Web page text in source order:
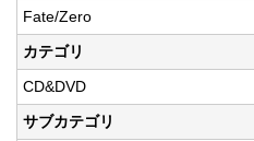
Fate/Zero
カテゴリ
CD&DVD
サブカテゴリ